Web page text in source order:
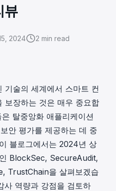
뷰
2024 2 min read
기술의 세계에서 스마트 컨
보장하는 것은 매우 중요합
탈중앙화 애플리케이션
안 평가를 제공하는 데 중
블로그에서는 2024년 상
BlockSec, SecureAudit,
TrustChain을 살펴보겠습
사 역량과 강점을 검토하